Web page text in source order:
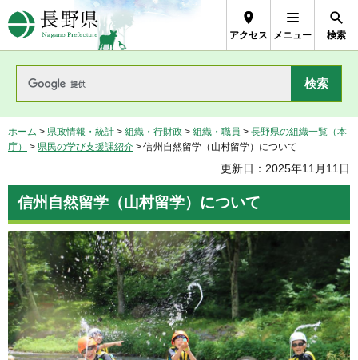
長野県Nagano Prefecture
アクセス メニュー 検索
ホーム > 県政情報・統計 > 組織・行財政 > 組織・職員 > 長野県の組織一覧（本
庁）
> 県民の学び支援課紹介 > 信州自然留学（山村留学）について
更新日：2025年11月11日
信州自然留学（山村留学）について